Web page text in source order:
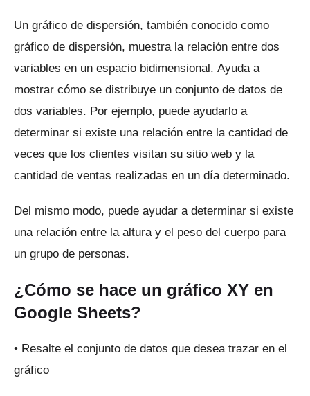
Un gráfico de dispersión, también conocido como
gráfico de dispersión, muestra la relación entre dos
variables en un espacio bidimensional. Ayuda a
mostrar cómo se distribuye un conjunto de datos de
dos variables. Por ejemplo, puede ayudarlo a
determinar si existe una relación entre la cantidad de
veces que los clientes visitan su sitio web y la
cantidad de ventas realizadas en un día determinado.
Del mismo modo, puede ayudar a determinar si existe
una relación entre la altura y el peso del cuerpo para
un grupo de personas.
¿Cómo se hace un gráfico XY en
Google Sheets?
• Resalte el conjunto de datos que desea trazar en el
gráfico